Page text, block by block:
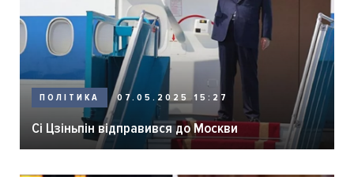
ПОЛІТИКА 07.05.2025 15:27
Сі Цзіньпін відправився до Москви